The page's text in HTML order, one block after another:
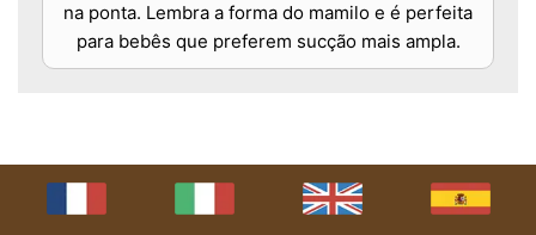
na ponta. Lembra a forma do mamilo e é perfeita
para bebês que preferem sucção mais ampla.